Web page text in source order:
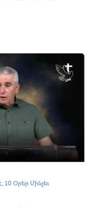
10 Օրեր Մինչեւ